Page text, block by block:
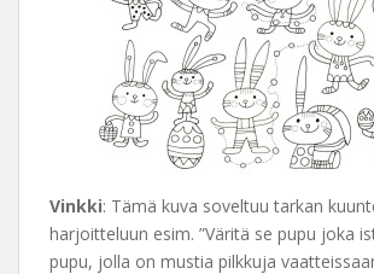
Vinkki: Tämä kuva soveltuu tarkan
harjoitteluun esim. ”Väritä se pupu joka
pupu, jolla on mustia pilkkuja